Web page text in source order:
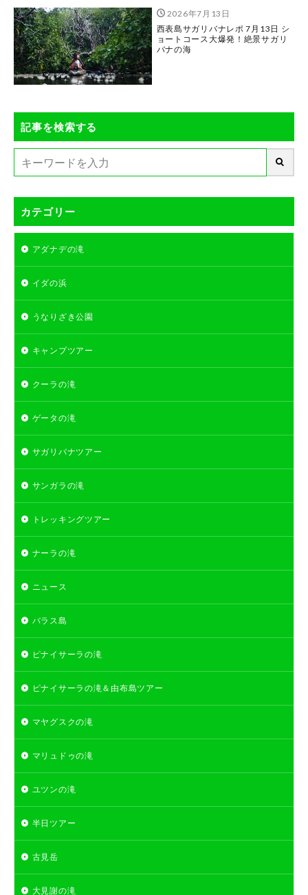
2026年7月13日
西表島サガリバナレポ 7月13日 シ
ョートコース大爆発！絶景サガリ
バナの海
記事を検索する
カテゴリー
アダナデの滝
イダの浜
うなりざき公園
キャンプツアー
クーラの滝
ゲータの滝
サガリバナツアー
サンガラの滝
トレッキングツアー
ナーラの滝
ニュース
バラス島
ピナイサーラの滝
ピナイサーラの滝＆由布島ツアー
マヤグスクの滝
マリュドゥの滝
ユツンの滝
半日ツアー
古見岳
大見謝の滝